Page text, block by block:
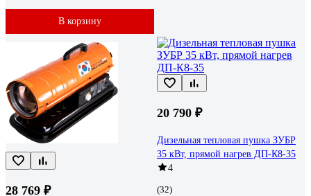
В корзину
28 769 ₽
20 790 ₽
Дизельная тепловая пушка ЗУБР
35 кВт, прямой нагрев ДП-К8-35
4
(32)